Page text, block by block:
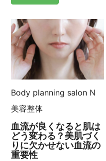
Body planning salon N
美容整体
血流が良くなると肌は
どう変わる？美肌づく
りに欠かせない血流の
重要性